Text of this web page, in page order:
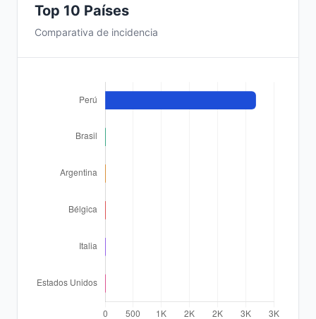
Top 10 Países
Comparativa de incidencia